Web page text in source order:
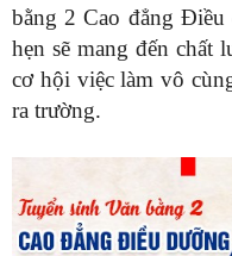
bằng 2 Cao đẳng
hẹn sẽ mang đến chất
cơ hội việc làm vô
ra trường.